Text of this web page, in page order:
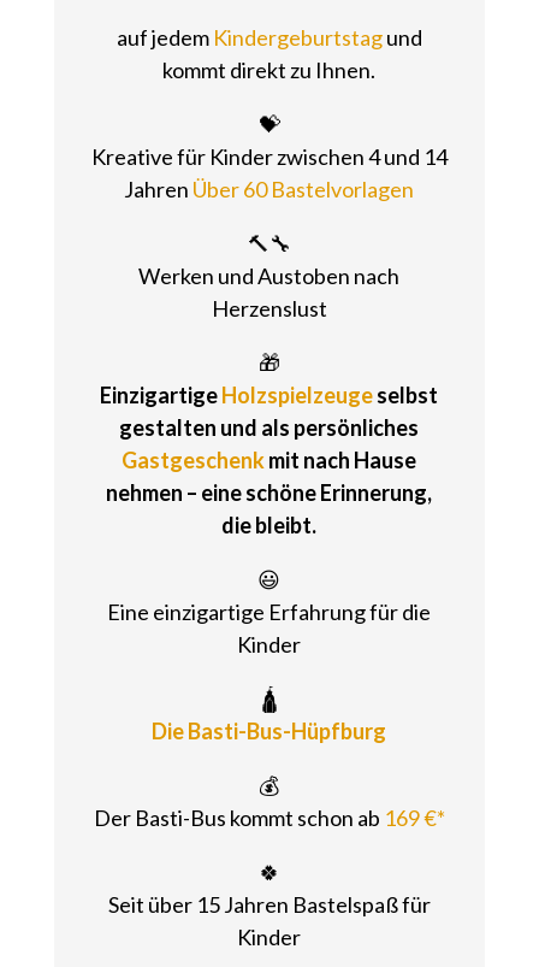
auf jedem Kindergeburtstagund
kommt direkt zu Ihnen.
💝
Kreative für Kinder zwischen 4 und 14
Jahren Über 60 Bastelvorlagen
🔨🔧
Werken und Austoben nach
Herzenslust
🎁
EinzigartigeHolzspielzeugeselbst
gestalten und als persönliches
Gastgeschenkmit nach Hause
nehmen – eine schöne Erinnerung,
die bleibt.
😃
Eine einzigartige Erfahrung für die
Kinder
🛕
Die Basti-Bus-Hüpfburg
💰
Der Basti-Bus kommt schon ab 169 €*
🍀
Seit über 15 Jahren Bastelspaß für
Kinder